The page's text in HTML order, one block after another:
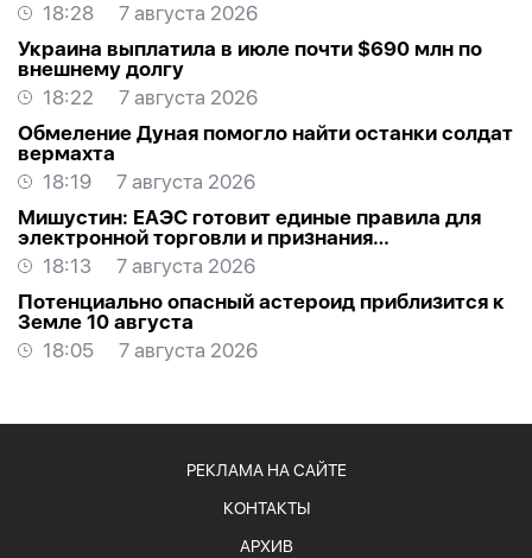
18:28
7 августа 2026
Украина выплатила в июле почти $690 млн по
внешнему долгу
18:22
7 августа 2026
Обмеление Дуная помогло найти останки солдат
вермахта
18:19
7 августа 2026
Мишустин: ЕАЭС готовит единые правила для
электронной торговли и признания
квалификаций
18:13
7 августа 2026
Потенциально опасный астероид приблизится к
Земле 10 августа
18:05
7 августа 2026
РЕКЛАМА НА САЙТЕ
КОНТАКТЫ
АРХИВ